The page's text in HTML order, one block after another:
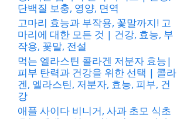
단백질 보충, 영양, 면역
고마리 효능과 부작용, 꽃말까지! 고
마리에 대한 모든 것 | 건강, 효능, 부
작용, 꽃말, 전설
먹는 엘라스틴 콜라겐 저분자 효능|
피부 탄력과 건강을 위한 선택 | 콜라
겐, 엘라스틴, 저분자, 효능, 피부, 건
강
애플 사이다 비니거, 사과 초모 식초